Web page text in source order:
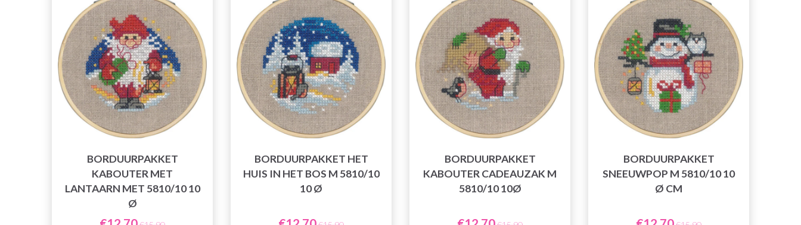
BORDUURPAKKET
KABOUTER MET
LANTAARN MET 5810/10 10
Ø
BORDUURPAKKET HET
HUIS IN HET BOS M 5810/10
10 Ø
BORDUURPAKKET
KABOUTER CADEAUZAK M
5810/10 10Ø
BORDUURPAKKET
SNEEUWPOP M 5810/10 10
Ø CM